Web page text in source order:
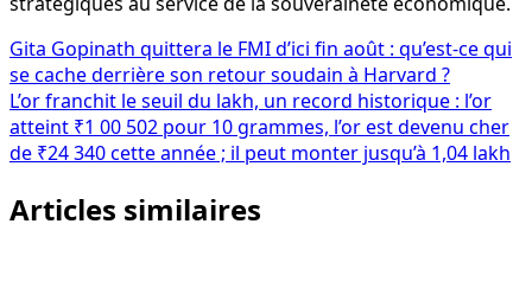
Navigation
de
l’article
Gita Gopinath quittera le FMI d’ici fin août : qu’est-ce qui
se cache derrière son retour soudain à Harvard ?
L’or franchit le seuil du lakh, un record historique : l’or
atteint ₹1 00 502 pour 10 grammes, l’or est devenu cher
de ₹24 340 cette année ; il peut monter jusqu’à 1,04 lakh
Articles similaires